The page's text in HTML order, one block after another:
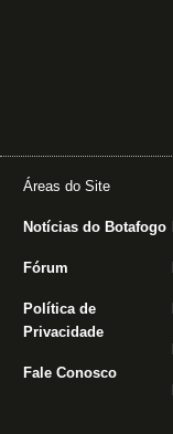
Áreas do Site
Notícias do Botafogo
Fórum
Política de
Privacidade
Fale Conosco